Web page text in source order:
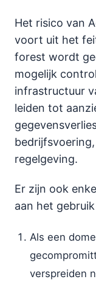
Het risico van
voort uit het
forest wordt
mogelijk
infrastructuur
leiden tot
regelgeving.
Er zijn ook
aan het
Als een
verspreiden